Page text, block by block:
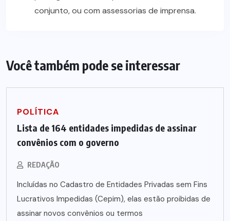
conjunto, ou com assessorias de imprensa.
Você também pode se interessar
POLÍTICA
Lista de 164 entidades impedidas de assinar
convênios com o governo
REDAÇÃO
Incluídas no Cadastro de Entidades Privadas sem Fins
Lucrativos Impedidas (Cepim), elas estão proibidas de
assinar novos convênios ou termos